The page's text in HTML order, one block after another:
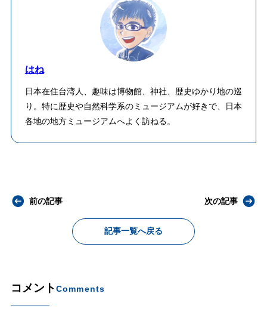
はね
日本在住台湾人、趣味は博物館、神社、歴史ゆかり地の巡
り。特に歴史や自然科学系のミュージアムが好きで、日本
各地の地方ミュージアムへよく訪ねる。
前の記事
記事一覧へ戻る
次の記事
コメントComments